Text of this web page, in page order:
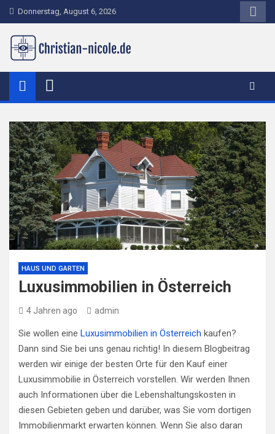
Skip
to
content
Donnerstag, August 6, 2026
christian-nicole.de
HAUS UND GARTEN
Luxusimmobilien in Österreich
4 Jahren ago admin
Sie wollen eine Luxusimmobilien in Österreich kaufen?
Dann sind Sie bei uns genau richtig! In diesem Blogbeitrag
werden wir einige der besten Orte für den Kauf einer
Luxusimmobilie in Österreich vorstellen. Wir werden Ihnen
auch Informationen über die Lebenshaltungskosten in
diesen Gebieten geben und darüber, was Sie vom dortigen
Immobilienmarkt erwarten können. Wenn Sie also daran